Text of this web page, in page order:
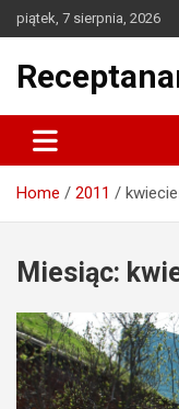
Skip
to
piątek, 7 sierpnia, 2026
Home 2011
Miesiąc: